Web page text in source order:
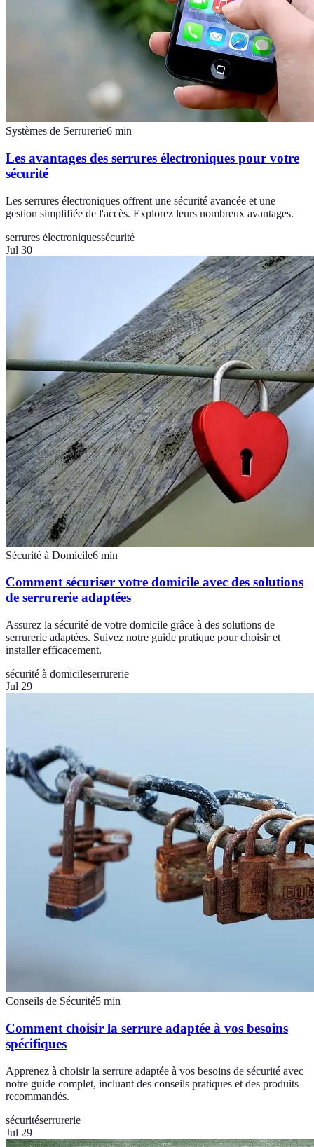
Systèmes de Serrurerie6 min
Les avantages des serrures électroniques pour votre
sécurité
Les serrures électroniques offrent une sécurité avancée et une
gestion simplifiée de l'accès. Explorez leurs nombreux avantages.
serrures électroniquessécurité
Jul 30
Sécurité à Domicile6 min
Comment sécuriser votre domicile avec des solutions
de serrurerie adaptées
Assurez la sécurité de votre domicile grâce à des solutions de
serrurerie adaptées. Suivez notre guide pratique pour choisir et
installer efficacement.
sécurité à domicileserrurerie
Jul 29
Conseils de Sécurité5 min
Comment choisir la serrure adaptée à vos besoins
spécifiques
Apprenez à choisir la serrure adaptée à vos besoins de sécurité avec
notre guide complet, incluant des conseils pratiques et des produits
recommandés.
sécuritéserrurerie
Jul 29